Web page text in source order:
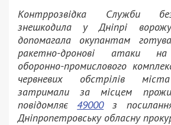
Контррозвідка Служби
знешкодила у Дніпрі
допомагала окупантам
ракетно-дронові атаки на
оборонно-промислового
червневих обстрілів
затримали за місцем
повідомляє49000з
Дніпропетровську обласну